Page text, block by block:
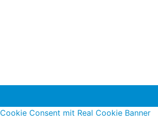
Cookie Consent mit Real Cookie Banner